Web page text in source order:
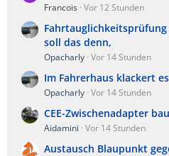
Francois Vor 12 Stunden
soll das denn,
Opacharly Vor 14 Stunden
Im Fahrerhaus klackert es
Opacharly Vor 14 Stunden
CEE-Zwischenadapter
Aidamini Vor 14 Stunden
Austausch Blaupunkt